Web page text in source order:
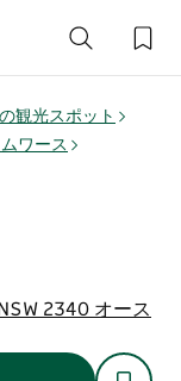
観光スポット
ムワース
2340 オース